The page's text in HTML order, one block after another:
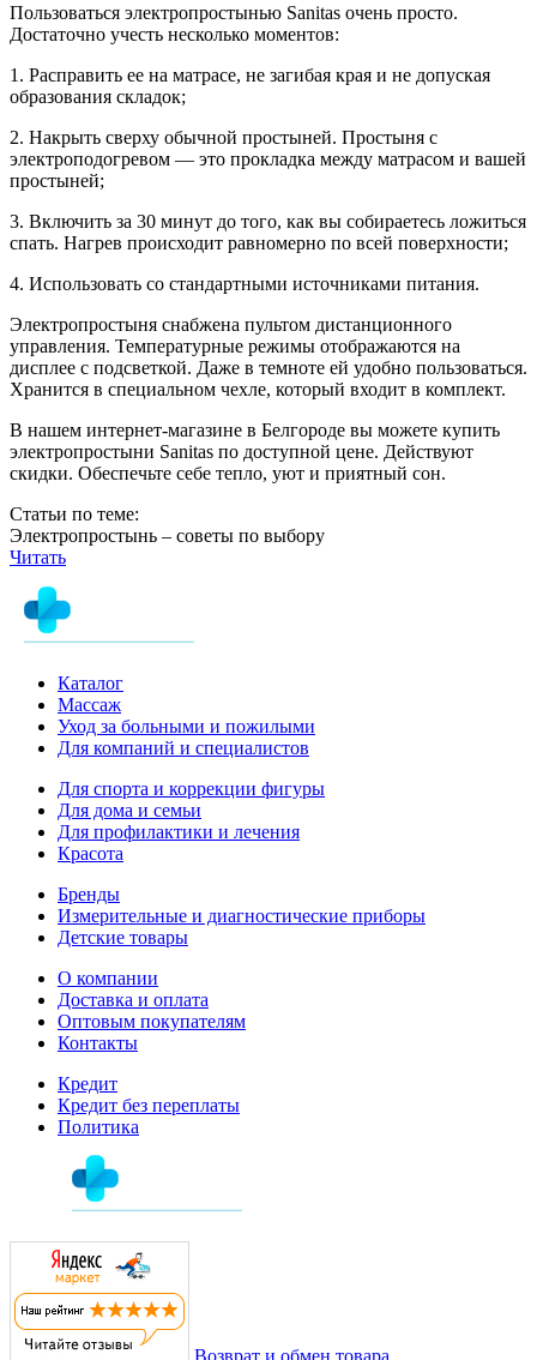
Пользоваться электропростынью Sanitas очень просто.
Достаточно учесть несколько моментов:
1. Расправить ее на матрасе, не загибая края и не допуская
образования складок;
2. Накрыть сверху обычной простыней. Простыня с
электроподогревом — это прокладка между матрасом и вашей
простыней;
3. Включить за 30 минут до того, как вы собираетесь ложиться
спать. Нагрев происходит равномерно по всей поверхности;
4. Использовать со стандартными источниками питания.
Электропростыня снабжена пультом дистанционного
управления. Температурные режимы отображаются на
дисплее с подсветкой. Даже в темноте ей удобно пользоваться.
Хранится в специальном чехле, который входит в комплект.
В нашем интернет-магазине в Белгороде вы можете купить
электропростыни Sanitas по доступной цене. Действуют
скидки. Обеспечьте себе тепло, уют и приятный сон.
Статьи по теме:
Электропростынь – советы по выбору
Читать
Каталог
Массаж
Уход за больными и пожилыми
Для компаний и специалистов
Для спорта и коррекции фигуры
Для дома и семьи
Для профилактики и лечения
Красота
Бренды
Измерительные и диагностические приборы
Детские товары
О компании
Доставка и оплата
Оптовым покупателям
Контакты
Кредит
Кредит без переплаты
Политика
Возврат и обмен товара